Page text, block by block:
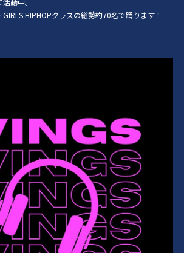
HIPHOPクラスの総勢約70名で踊ります！